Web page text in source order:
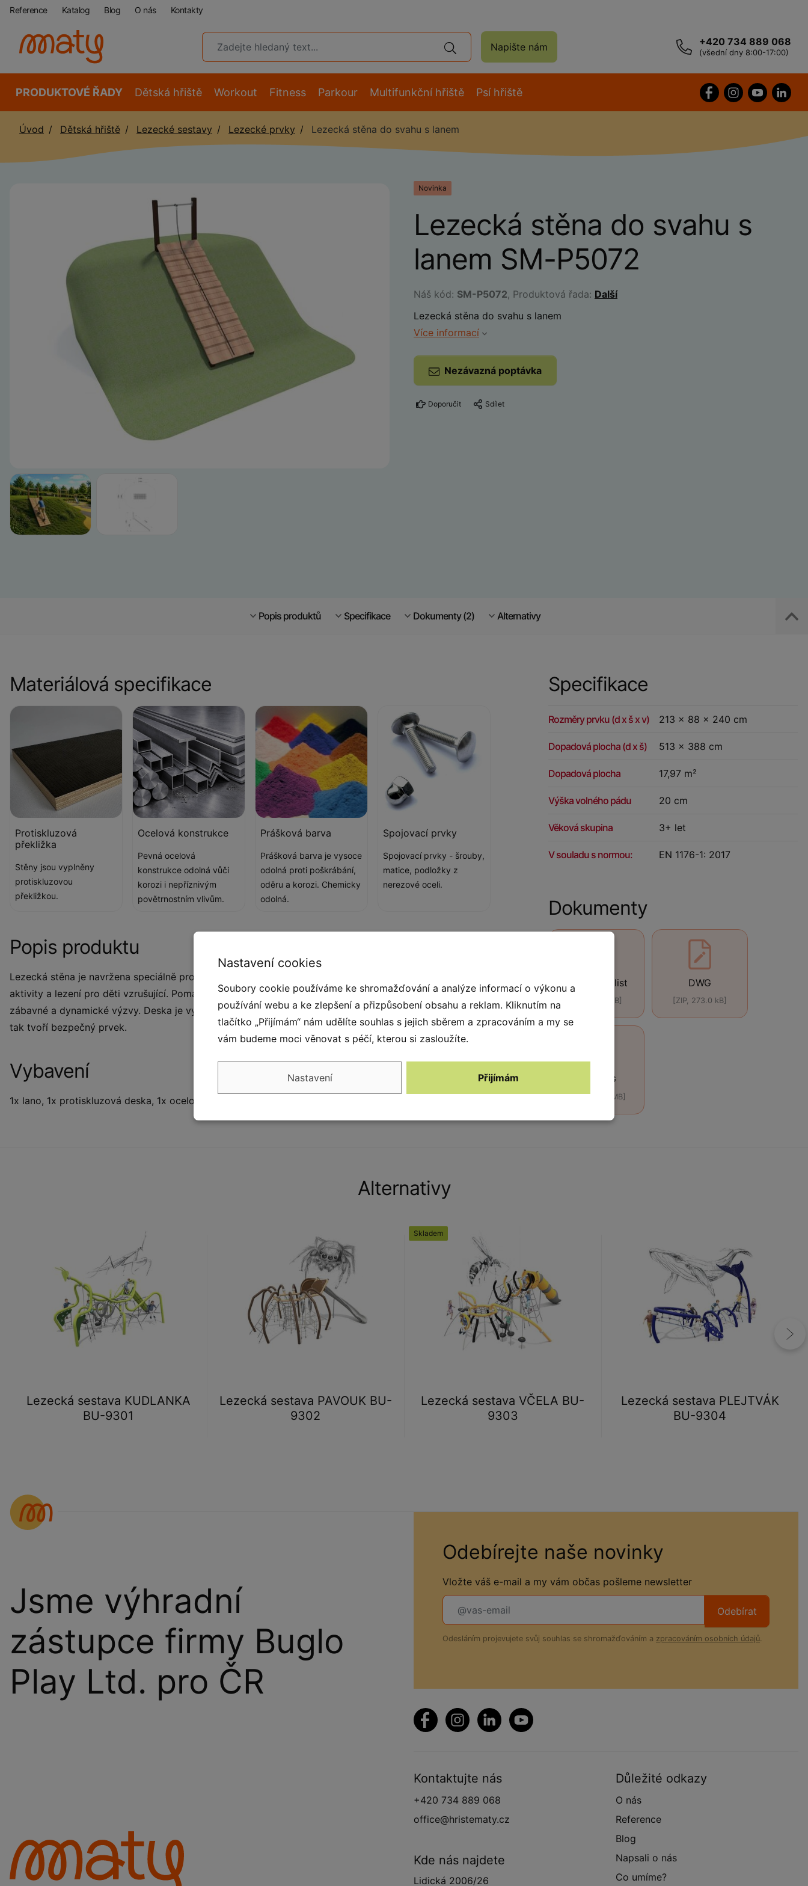
Reference Katalog Blog O nás Kontakty
Napište nám +420 734 889 068
(všední dny 8:00-17:00)
PRODUKTOVÉ ŘADY Dětská hřiště Workout Fitness Parkour Multifunkční hřiště Psí hřiště
Úvod Dětská hřiště Lezecké sestavy Lezecké prvky Lezecká stěna do svahu s lanem
Novinka
Lezecká stěna do svahu s
lanem SM-P5072
Náš kód: SM-P5072, Produktová řada: Další
Lezecká stěna do svahu s lanem
Více informací
Nezávazná poptávka
Doporučit Sdílet
Popis produktů Specifikace Dokumenty (2) Alternativy
Specifikace
Rozměry prvku (d x š x v) 213 x 88 x 240 cm
Dopadová plocha (d x š) 513 x 388 cm
Dopadová plocha 17,97 m²
Výška volného pádu 20 cm
Věková skupina 3+ let
V souladu s normou: EN 1176-1: 2017
Dokumenty
Technický list
[PDF, 440 kB]
DWG
[ZIP, 273.0 kB]
3D DWG
[DWG, 1.55 MB]
Materiálová specifikace
Protiskluzová
překližka
Stěny jsou vyplněny
protiskluzovou
překližkou.
Ocelová konstrukce
Pevná ocelová
konstrukce odolná vůči
korozi i nepříznivým
povětrnostním vlivům.
Prášková barva
Prášková barva je vysoce
odolná proti poškrábání,
oděru a korozi. Chemicky
odolná.
Spojovací prvky
Spojovací prvky - šrouby,
matice, podložky z
nerezové oceli.
Popis produktu
Lezecká stěna je navržena speciálně pro mladé dobrodruhy. Díky lezeckým prvkům jsou venkovní
aktivity a lezení pro děti vzrušující. Pomáhají dětem budovat sílu a koordinaci a zároveň si užívat
zábavné a dynamické výzvy. Deska je vyrobena z protiskluzové překližky a společně s pomocným lanem
tak tvoří bezpečný prvek.
Vybavení
1x lano, 1x protiskluzová deska, 1x ocelová konstrukce
Alternativy
Lezecká sestava KUDLANKA
BU-9301
Lezecká sestava PAVOUK BU-
9302
Lezecká sestava VČELA BU-
9303
Skladem
Lezecká sestava PLEJTVÁK
BU-9304
Jsme výhradní
zástupce firmy Buglo
Play Ltd. pro ČR
Odebírejte naše novinky
Vložte váš e-mail a my vám občas pošleme newsletter
Odebírat
Odesláním projevujete svůj souhlas se shromažďováním a zpracováním osobních údajů.
Kontaktujte nás
+420 734 889 068
office@hristematy.cz
Kde nás najdete
Lidická 2006/26
Důležité odkazy
O nás
Reference
Blog
Napsali o nás
Co umíme?
Nastavení cookies
Soubory cookie používáme ke shromažďování a analýze informací o výkonu a
používání webu a ke zlepšení a přizpůsobení obsahu a reklam. Kliknutím na
tlačítko „Přijímám“ nám udělíte souhlas s jejich sběrem a zpracováním a my se
vám budeme moci věnovat s péčí, kterou si zasloužíte.
Nastavení Přijímám